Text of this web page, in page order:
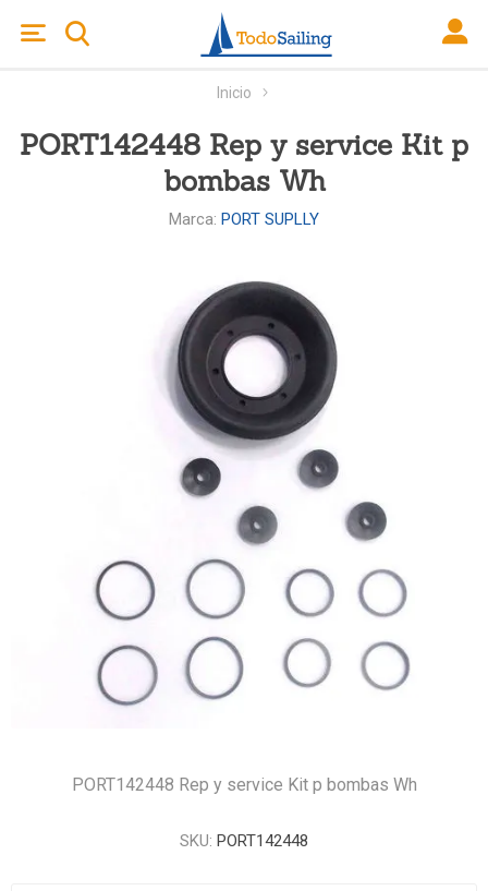
Inicio
PORT142448 Rep y service Kit p
bombas Wh
Marca: PORT SUPLLY
PORT142448 Rep y service Kit p bombas Wh
SKU: PORT142448